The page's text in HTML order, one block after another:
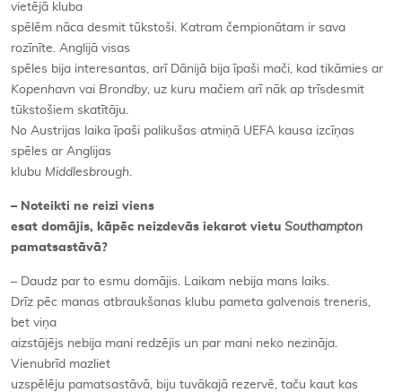
vietējā kluba
spēlēm nāca desmit tūkstoši. Katram čempionātam ir sava
rozīnīte. Anglijā visas
spēles bija interesantas, arī Dānijā bija īpaši mači, kad tikāmies ar
Kopenhavn vai Brondby, uz kuru mačiem arī nāk ap trīsdesmit
tūkstošiem skatītāju.
No Austrijas laika īpaši palikušas atmiņā UEFA kausa izcīņas
spēles ar Anglijas
klubu Middlesbrough.
– Noteikti ne reizi viens
esat domājis, kāpēc neizdevās iekarot vietu Southampton
pamatsastāvā?
– Daudz par to esmu domājis. Laikam nebija mans laiks.
Drīz pēc manas atbraukšanas klubu pameta galvenais treneris,
bet viņa
aizstājējs nebija mani redzējis un par mani neko nezināja.
Vienubrīd mazliet
uzspēlēju pamatsastāvā, biju tuvākajā rezervē, taču kaut kas